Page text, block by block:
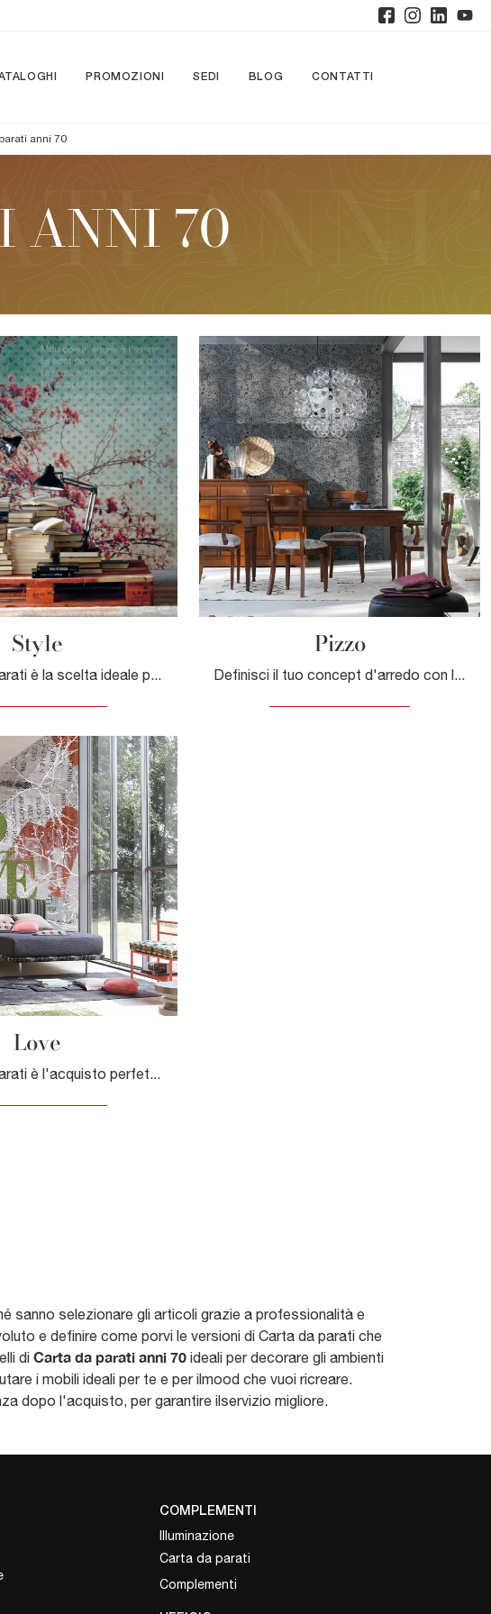
PROMOZIONI SEDI BLOG CONTATTI
anni 70
ANNI 70
Style
La Carta da parati è la scelta ideale per impreziosire i tuoi spazi! Ultima un'ambientazione anni 70 con il modello Style di Adriani e Rossi.
Pizzo
Definisci il tuo concept d'arredo con la Carta da parati vinilica: se desideri una soluzione anni 70, Pizzo fa al caso tuo.
Love
La Carta da parati è l'acquisto perfetto per arricchire i tuoi locali! Ultima un'ambientazione anni 70 con il modello Love di Adriani e Rossi.
sanno selezionare gli articoli grazie a professionalità e
e definire come porvi le versioni di Carta da parati che
di Carta da parati anni 70 ideali per decorare gli ambienti
i mobili ideali per te e per ilmood che vuoi ricreare.
dopo l'acquisto, per garantire ilservizio migliore.
COMPLEMENTI
Illuminazione
Carta da parati
Complementi